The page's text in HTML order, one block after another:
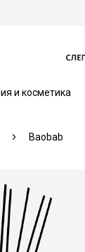
и косметика
Baobab